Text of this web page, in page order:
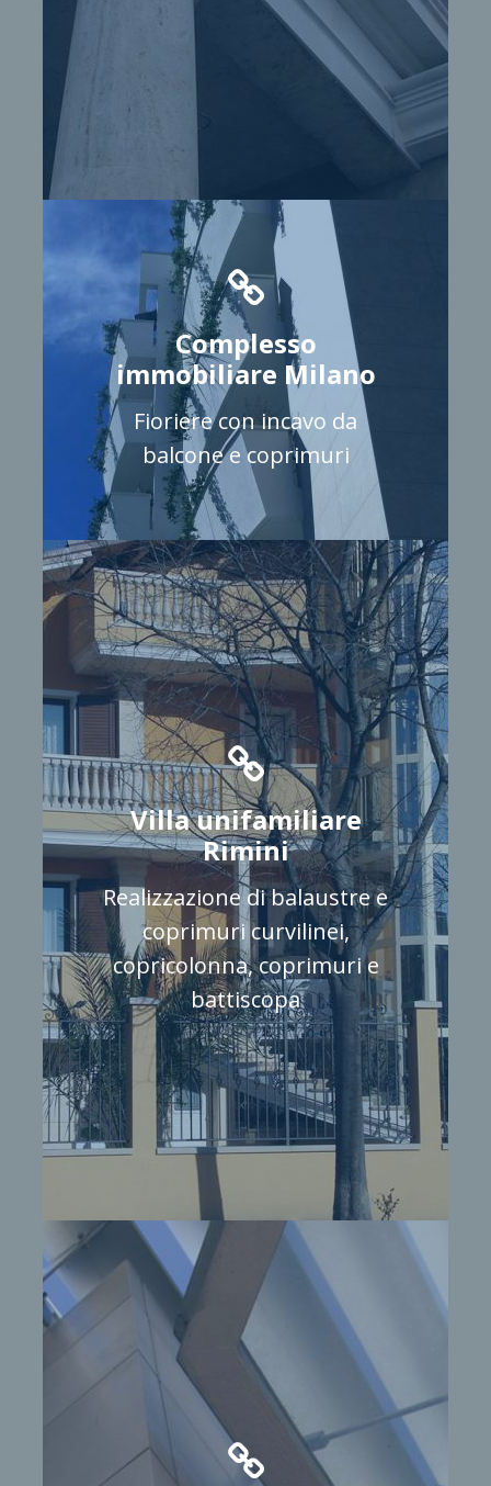
Complesso
immobiliare Milano
Fioriere con incavo da
balcone e coprimuri
Villa unifamiliare
Rimini
Realizzazione di balaustre e
coprimuri curvilinei,
copricolonna, coprimuri e
battiscopa